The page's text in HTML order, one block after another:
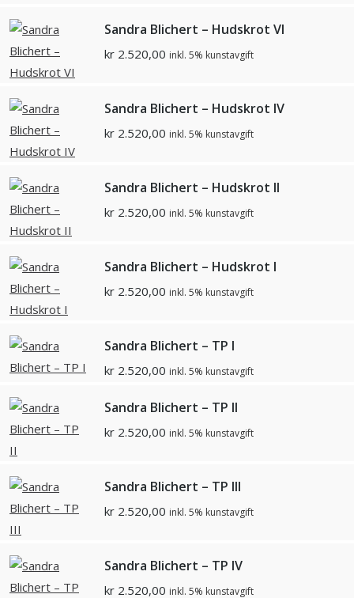
Sandra Blichert – Hudskrot VI
kr 2.520,00 inkl. 5% kunstavgift
Sandra Blichert – Hudskrot IV
kr 2.520,00 inkl. 5% kunstavgift
Sandra Blichert – Hudskrot II
kr 2.520,00 inkl. 5% kunstavgift
Sandra Blichert – Hudskrot I
kr 2.520,00 inkl. 5% kunstavgift
Sandra Blichert – TP I
kr 2.520,00 inkl. 5% kunstavgift
Sandra Blichert – TP II
kr 2.520,00 inkl. 5% kunstavgift
Sandra Blichert – TP III
kr 2.520,00 inkl. 5% kunstavgift
Sandra Blichert – TP IV
kr 2.520,00 inkl. 5% kunstavgift